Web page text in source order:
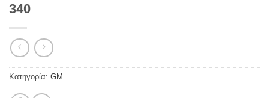
340
Κατηγορία: GM